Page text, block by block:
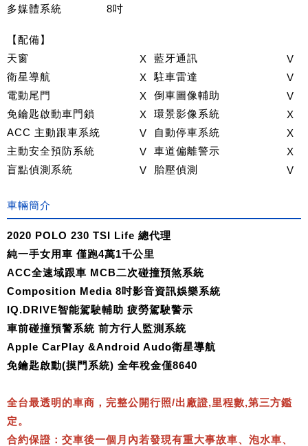
多媒體系統
8吋
【配備】
天窗
X 藍牙通訊
V
衛星導航
X 駐車雷達
V
電動尾門
X 倒車圖像輔助
V
免鑰匙啟動車門鎖
X 環景影像系統
X
ACC 主動跟車系統
V 自動停車系統
X
主動安全預防系統
V 車道偏離警示
X
盲點偵測系統
V 胎壓偵測 V
車輛簡介
2020 POLO 230 TSI Life 總代理
純一手女用車 僅跑4萬1千公里
ACC全速域跟車 MCB二次碰撞預煞系統
Composition Media 8吋影音資訊娛樂系統
IQ.DRIVE智能駕駛輔助 疲勞駕駛警示
車前碰撞預警系統 前方行人監測系統
Apple CarPlay &Android Audo衛星導航
免鑰匙啟動(摸門系統) 全年稅金僅8640
全台最透明的車商，完整公開行照/出廠證,里程數,第三方鑑
定。
合約保證：交車後一個月內若發現有重大事故車、泡水車、